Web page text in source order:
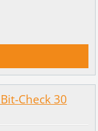
Check 30